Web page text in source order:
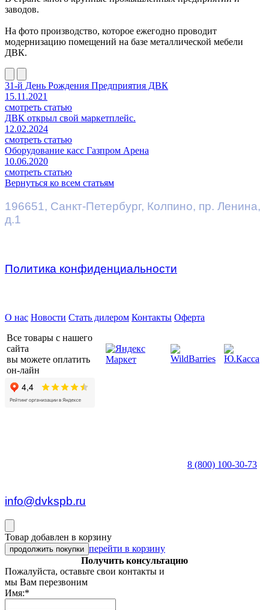
заводов.
На фото производство, которое ежегодно проводит
модернизацию помещений на базе металлической мебели
ДВК.
31-й День Рождения Предприятия ДВК
15.11.2021
смотреть статью
ДВК открыл свой маркетплейс.
12.02.2024
смотреть статью
Оборудование касс Газпром Арена
10.06.2020
смотреть статью
Вернуться ко всем статьям
196651, Санкт-Петербург, Колпино, пр. Ленина,
д.1
Политика конфиденциальности
О нас Новости Стать дилером Контакты Оферта
Все товары с нашего
сайта
вы можете оплатить
он-лайн
8 (800) 100-30-73
info@dvkspb.ru
Товар добавлен в корзину
продолжить покупки перейти в корзину
Получить консультацию
Пожалуйста, оставьте свои контакты и
мы Вам перезвоним
Имя:*